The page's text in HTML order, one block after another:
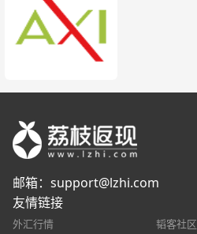
邮箱： support@lzhi.com
友情链接
外汇行情 韬客社区